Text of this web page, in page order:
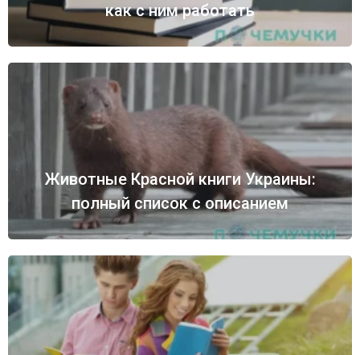
как с ним работать
Животные Красной книги Украины:
полный список с описанием